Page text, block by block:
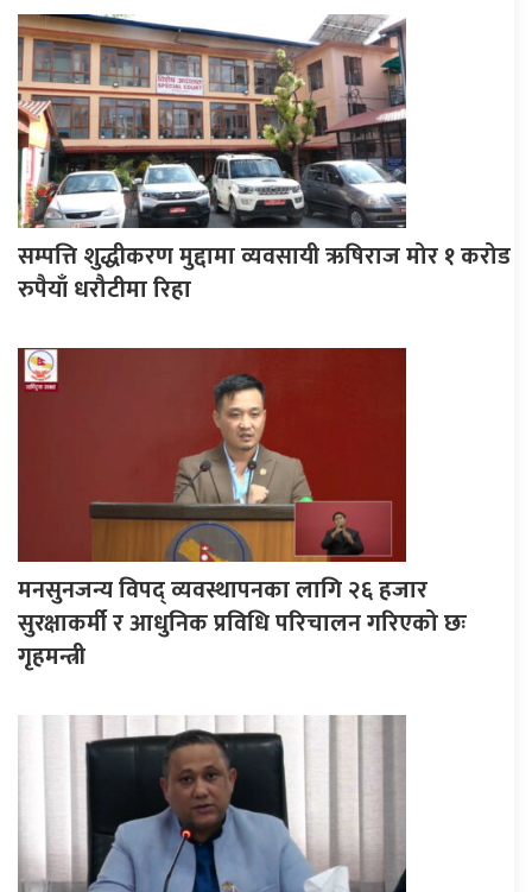
सम्पत्ति शुद्धीकरण मुद्दामा व्यवसायी ऋषिराज मोर १ करोड
रुपैयाँ धरौटीमा रिहा
मनसुनजन्य विपद् व्यवस्थापनका लागि २६ हजार
सुरक्षाकर्मी र आधुनिक प्रविधि परिचालन गरिएको छः
गृहमन्त्री